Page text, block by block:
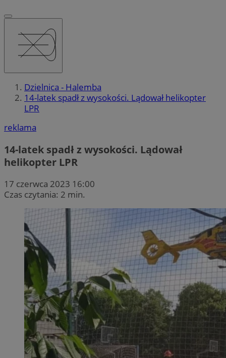
Dzielnica - Halemba
14-latek spadł z wysokości. Lądował helikopter
LPR
reklama
14-latek spadł z wysokości. Lądował
helikopter LPR
17 czerwca 2023 16:00
Czas czytania: 2 min.